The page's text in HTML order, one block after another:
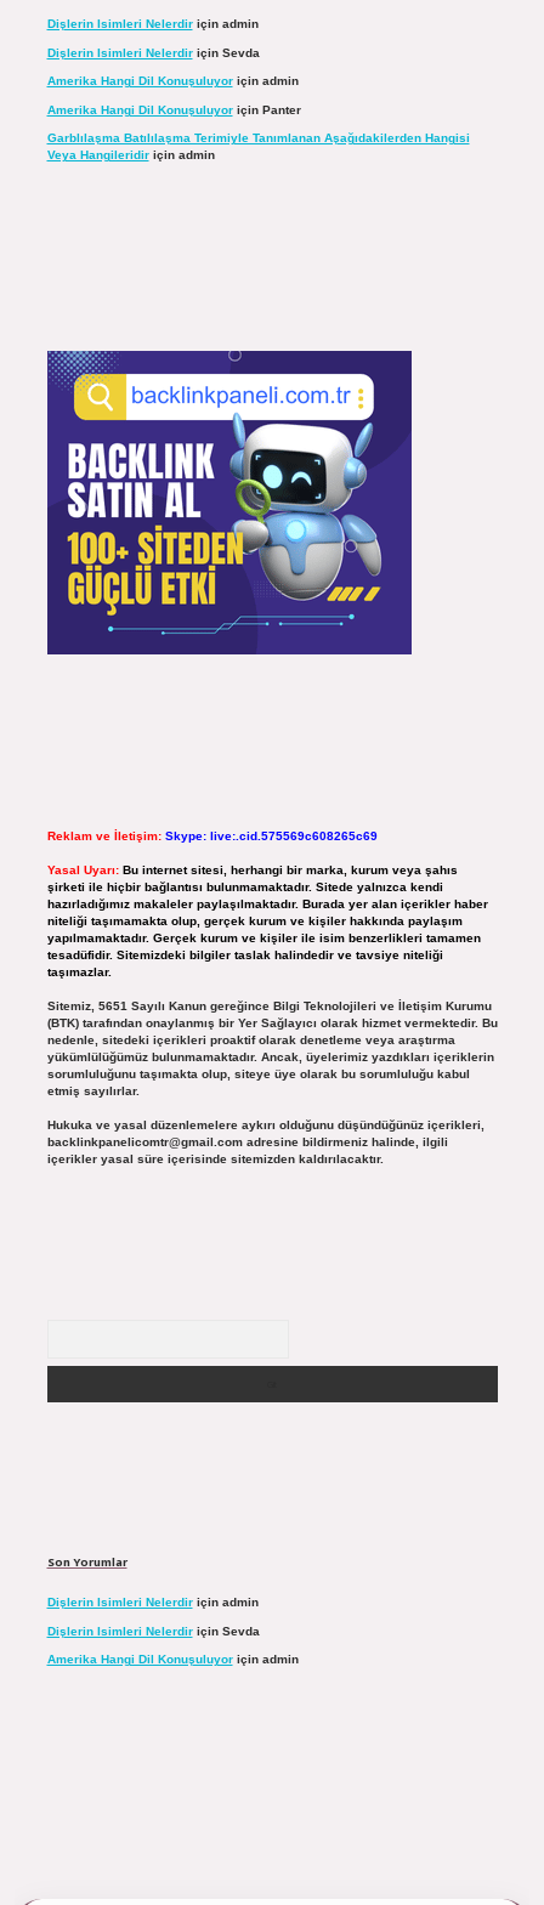
Dişlerin Isimleri Nelerdiriçin admin
Dişlerin Isimleri Nelerdiriçin Sevda
Amerika Hangi Dil Konuşuluyoriçin admin
Amerika Hangi Dil Konuşuluyoriçin Panter
Garblılaşma Batılılaşma Terimiyle Tanımlanan Aşağıdakilerden Hangisi
Veya Hangileridiriçin admin
Reklam ve İletişim: Skype: live:.cid.575569c608265c69
Yasal Uyarı: Bu internet sitesi, herhangi bir marka, kurum veya şahıs
şirketi ile hiçbir bağlantısı bulunmamaktadır. Sitede yalnızca kendi
hazırladığımız makaleler paylaşılmaktadır. Burada yer alan içerikler haber
niteliği taşımamakta olup, gerçek kurum ve kişiler hakkında paylaşım
yapılmamaktadır. Gerçek kurum ve kişiler ile isim benzerlikleri tamamen
tesadüfidir. Sitemizdeki bilgiler taslak halindedir ve tavsiye niteliği
taşımazlar.
Sitemiz, 5651 Sayılı Kanun gereğince Bilgi Teknolojileri ve İletişim Kurumu
(BTK) tarafından onaylanmış bir Yer Sağlayıcı olarak hizmet vermektedir. Bu
nedenle, sitedeki içerikleri proaktif olarak denetleme veya araştırma
yükümlülüğümüz bulunmamaktadır. Ancak, üyelerimiz yazdıkları içeriklerin
sorumluluğunu taşımakta olup, siteye üye olarak bu sorumluluğu kabul
etmiş sayılırlar.
Hukuka ve yasal düzenlemelere aykırı olduğunu düşündüğünüz içerikleri,
backlinkpanelicomtr@gmail.comadresine bildirmeniz halinde, ilgili
içerikler yasal süre içerisinde sitemizden kaldırılacaktır.
Son Yorumlar
Dişlerin Isimleri Nelerdiriçin admin
Dişlerin Isimleri Nelerdiriçin Sevda
Amerika Hangi Dil Konuşuluyoriçin admin